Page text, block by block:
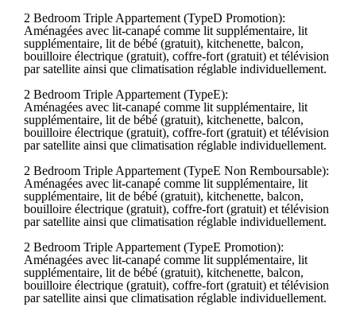
2 Bedroom Triple Appartement (TypeD Promotion):
Aménagées avec lit-canapé comme lit supplémentaire, lit
supplémentaire, lit de bébé (gratuit), kitchenette, balcon,
bouilloire électrique (gratuit), coffre-fort (gratuit) et télévision
par satellite ainsi que climatisation réglable individuellement.
2 Bedroom Triple Appartement (TypeE):
Aménagées avec lit-canapé comme lit supplémentaire, lit
supplémentaire, lit de bébé (gratuit), kitchenette, balcon,
bouilloire électrique (gratuit), coffre-fort (gratuit) et télévision
par satellite ainsi que climatisation réglable individuellement.
2 Bedroom Triple Appartement (TypeE Non Remboursable):
Aménagées avec lit-canapé comme lit supplémentaire, lit
supplémentaire, lit de bébé (gratuit), kitchenette, balcon,
bouilloire électrique (gratuit), coffre-fort (gratuit) et télévision
par satellite ainsi que climatisation réglable individuellement.
2 Bedroom Triple Appartement (TypeE Promotion):
Aménagées avec lit-canapé comme lit supplémentaire, lit
supplémentaire, lit de bébé (gratuit), kitchenette, balcon,
bouilloire électrique (gratuit), coffre-fort (gratuit) et télévision
par satellite ainsi que climatisation réglable individuellement.